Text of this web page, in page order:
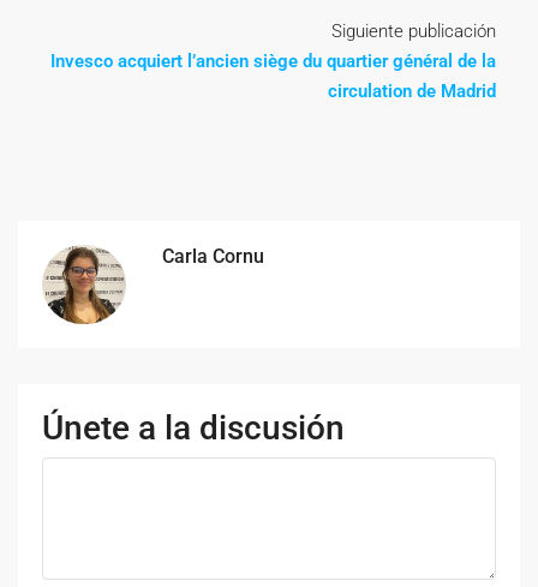
Siguiente publicación
Invesco acquiert l’ancien siège du quartier général de la
circulation de Madrid
Carla Cornu
Únete a la discusión